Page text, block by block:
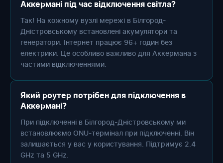
Аккермані під час відключення світла?
Так! На кожному вузлі мережі в Білгород-
Дністровському встановлені акумулятори та
генератори. Інтернет працює 96+ годин без
електрики. Це особливо важливо для Аккермана з
частими відключеннями.
Який роутер потрібен для підключення в
Аккермані?
При підключенні в Білгород-Дністровському ми
встановлюємо ONU-термінал при підключенні. Він
залишається у вас у користування. Підтримує 2.4
GHz та 5 GHz.